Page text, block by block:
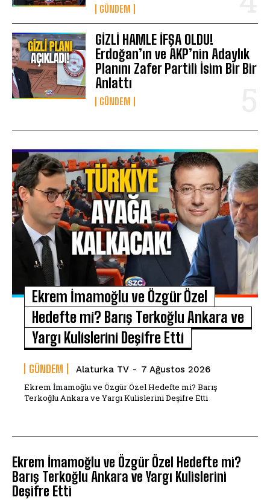
GÜNDEM
GİZLİ HAMLE İFŞA OLDU!
Erdoğan’ın ve AKP’nin Adaylık
Planını Zafer Partili İsim Bir Bir
Anlattı
GÜNDEM
Ekrem İmamoğlu ve Özgür Özel
Hedefte mi? Barış Terkoğlu Ankara ve
Yargı Kulislerini Deşifre Etti
GÜNDEM Alaturka TV - 7 Ağustos 2026
Ekrem İmamoğlu ve Özgür Özel Hedefte mi? Barış
Terkoğlu Ankara ve Yargı Kulislerini Deşifre Etti
Ekrem İmamoğlu ve Özgür Özel Hedefte mi?
Barış Terkoğlu Ankara ve Yargı Kulislerini
Deşifre Etti